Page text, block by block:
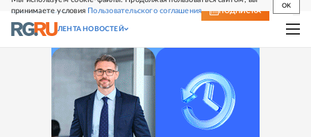
принимаете условия Пользовательского соглашения
OK
СВЕЖИЙ НОМЕР ПОДПИСКА
ЛЕНТА НОВОСТЕЙ